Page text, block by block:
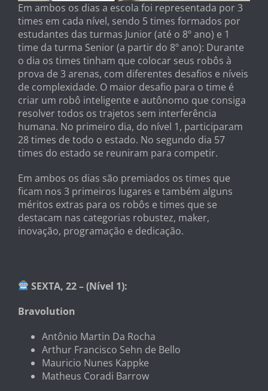
Em ambos os dias a escola foi representada por 3
times em cada nível, sendo 5 times formados por
estudantes das turmas Junior (até o 8º ano) e 1
time da turma Senior (a partir do 8º ano): Durante
o dia os times tinham que colocar seus robôs à
prova de 3 arenas, com diferentes desafios e níveis
de complexidade. O maior desafio para o time é
criar um robô inteligente e autônomo que consiga
resolver todos os trajetos sem interferência
humana. No primeiro dia, do nível 1, participaram
28 times de todo o estado. No segundo dia 57
times do estado se reuniram para competir.
Em ambos os dias são premiados os times que
ficam nos 3 primeiros lugares e também alguns
méritos extras para os robôs e times que se
destacam nas categorias robustez, maker,
inovação, programação e dedicação.
SEXTA, 22 – (Nível 1):
Bravolution
Antônio Martin Da Rocha
Arthur Francisco Sehn de Bello
Mauricio Nunes Kappke
Matheus Coradi Barrow